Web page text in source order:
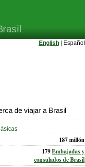
English| Español
de viajar a Brasil
187 millón
179Embajadas y
consulados de Brasil